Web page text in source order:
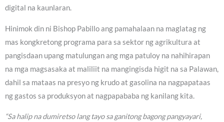
digital na kaunlaran.
Hinimok din ni Bishop Pabillo ang pamahalaan na maglatag ng
mas kongkretong programa para sa sektor ng agrikultura at
pangisdaan upang matulungan ang mga patuloy na nahihirapan
na mga magsasaka at maliliit na mangingisda higit na sa Palawan,
dahil sa mataas na presyo ng krudo at gasolina na nagpapataas
ng gastos sa produksyon at nagpapababa ng kanilang kita.
“Sa halip na dumiretso lang tayo sa ganitong bagong pangyayari,